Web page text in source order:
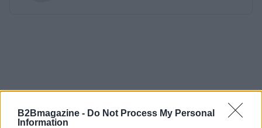
B2Bmagazine - Do Not Process My Personal
Information